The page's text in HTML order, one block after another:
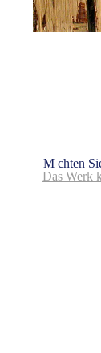
M chten
Das Werk